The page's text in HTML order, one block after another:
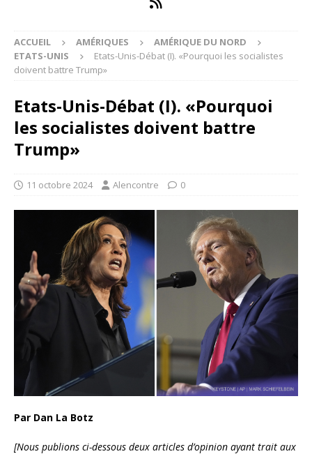
ACCUEIL AMÉRIQUES
AMÉRIQUE DU NORD
ETATS-UNIS
Etats-Unis-Débat (I). «Pourquoi les socialistes
doivent battre Trump»
Etats-Unis-Débat (I). «Pourquoi
les socialistes doivent battre
Trump»
11 octobre 2024 Alencontre 0
Par Dan La Botz
[Nous publions ci-dessous deux articles d’opinion ayant trait aux